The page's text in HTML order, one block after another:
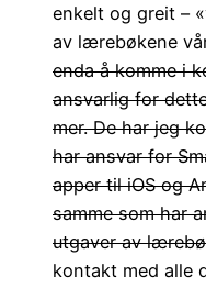
enkelt og greit –
av lærebøkene
enda å komme i
ansvarlig for
mer. De har jeg
har ansvar for
apper til iOS og
samme som har
utgaver av
kontakt med alle